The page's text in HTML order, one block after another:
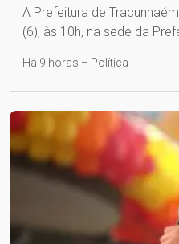
A Prefeitura de
(6), às 10h, na sede da
Há 9 horas – Política